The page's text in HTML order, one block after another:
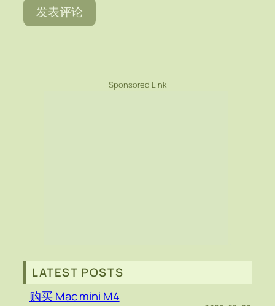
Sponsored Link
LATEST POSTS
购买 Mac mini M4